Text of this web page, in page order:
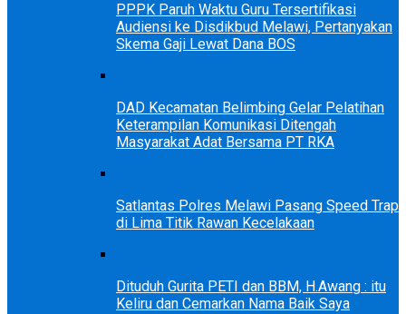
PPPK Paruh Waktu Guru Tersertifikasi
Audiensi ke Disdikbud Melawi, Pertanyakan
Skema Gaji Lewat Dana BOS
DAD Kecamatan Belimbing Gelar Pelatihan
Keterampilan Komunikasi Ditengah
Masyarakat Adat Bersama PT RKA
Satlantas Polres Melawi Pasang Speed Trap
di Lima Titik Rawan Kecelakaan
Dituduh Gurita PETI dan BBM, H.Awang : itu
Keliru dan Cemarkan Nama Baik Saya